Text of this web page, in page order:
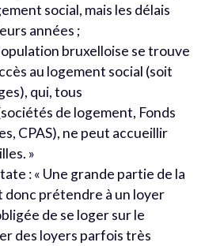
social, mais les délais
années ;
bruxelloise se trouve
au logement social (soit
qui, tous
de logement, Fonds
CPAS), ne peut accueillir
»
: « Une grande partie de la
prétendre à un loyer
de se loger sur le
des loyers parfois très